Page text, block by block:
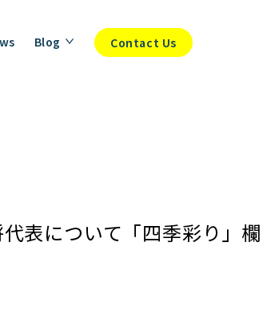
Blog Contact Us
表について「四季彩り」欄